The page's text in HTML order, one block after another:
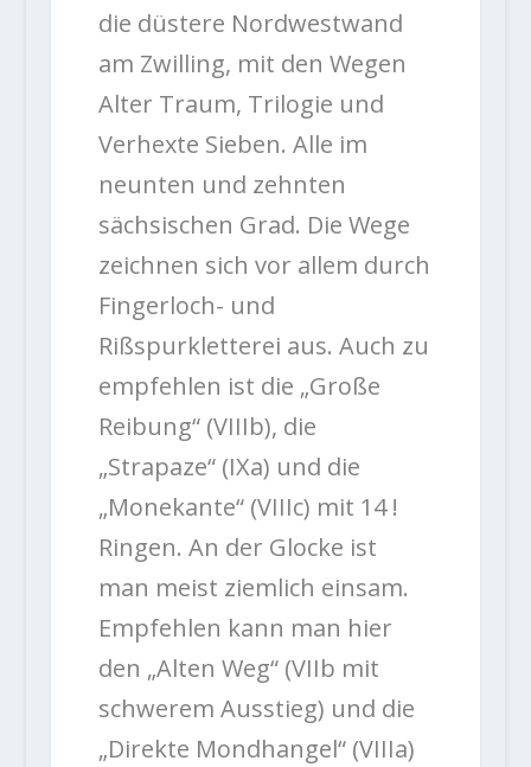
die düstere Nordwestwand
am Zwilling, mit den Wegen
Alter Traum, Trilogie und
Verhexte Sieben. Alle im
neunten und zehnten
sächsischen Grad. Die Wege
zeichnen sich vor allem durch
Fingerloch- und
Rißspurkletterei aus. Auch zu
empfehlen ist die „Große
Reibung“ (VIIIb), die
„Strapaze“ (IXa) und die
„Monekante“ (VIIIc) mit 14 !
Ringen. An der Glocke ist
man meist ziemlich einsam.
Empfehlen kann man hier
den „Alten Weg“ (VIIb mit
schwerem Ausstieg) und die
„Direkte Mondhangel“ (VIIIa)